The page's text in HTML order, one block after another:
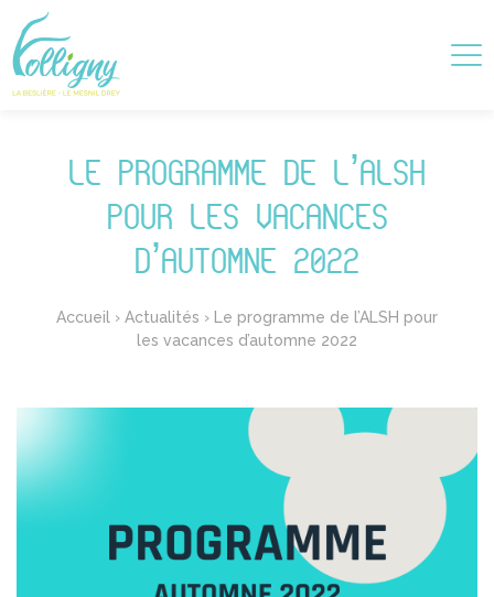
LE PROGRAMME DE L’ALSH
POUR LES VACANCES
D’AUTOMNE 2022
Accueil › Actualités ›
Le programme de l’ALSH pour
les vacances d’automne 2022